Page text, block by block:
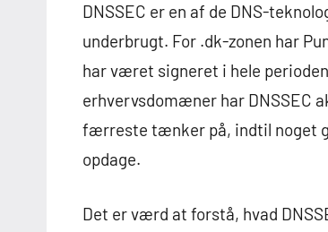
DNSSEC er en af de DNS-
underbrugt. For .dk-zonen har
har været signeret i hele
erhvervsdomæner har DNSSEC
færreste tænker på, indtil noget
opdage.
Det er værd at forstå, hvad